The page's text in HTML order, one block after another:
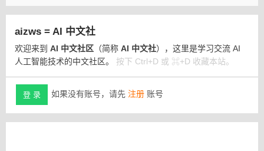
aizws = AI 中文社
欢迎来到 AI 中文社区 （简称 AI 中文社），这里是学习交流 AI
人工智能技术的中文社区。 按下 Ctrl+D 或 ⌘+D 收藏本站。
登 录 如果没有账号，请先 注册 账号